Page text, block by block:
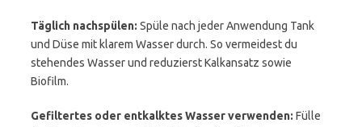
Täglich nachspülen: Spüle nach jeder Anwendung Tank
und Düse mit klarem Wasser durch. So vermeidest du
stehendes Wasser und reduzierst Kalkansatz sowie
Biofilm.
Gefiltertes oder entkalktes Wasser verwenden: Fülle